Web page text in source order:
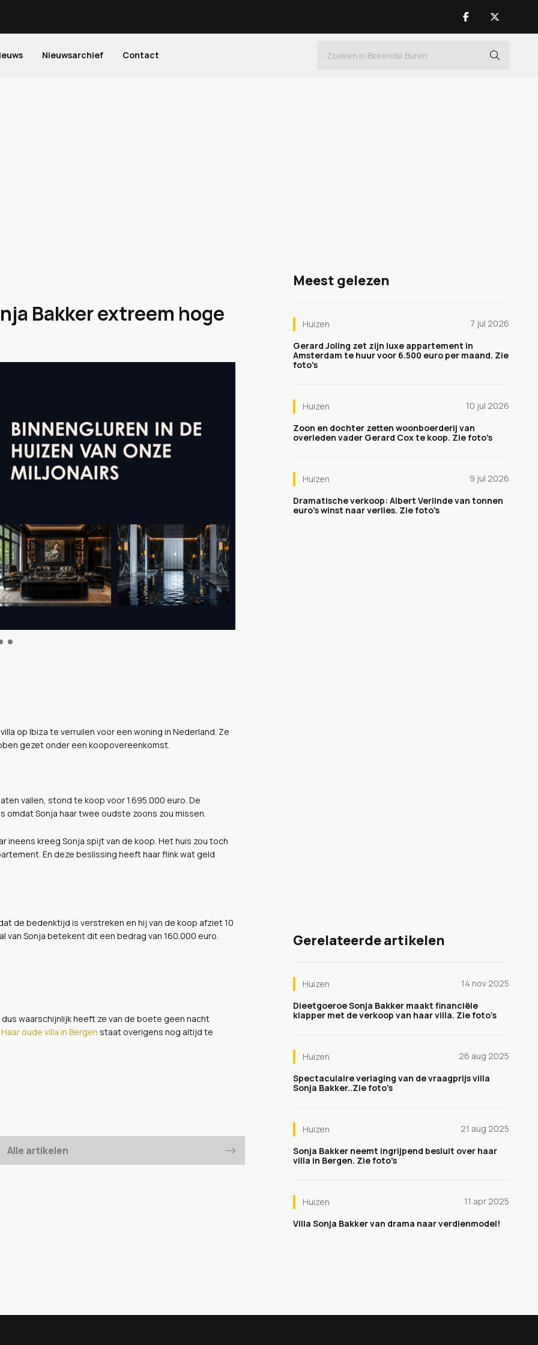
Nieuwsarchief Contact
Bakker extreem hoge
op Ibiza te verruilen voor een woning in Nederland. Ze
gezet onder een koopovereenkomst.
vallen, stond te koop voor 1.695.000 euro. De
omdat Sonja haar twee oudste zoons zou missen.
ineens kreeg Sonja spijt van de koop. Het huis zou toch
En deze beslissing heeft haar flink wat geld
de bedenktijd is verstreken en hij van de koop afziet 10
Sonja betekent dit een bedrag van 160.000 euro.
waarschijnlijk heeft ze van de boete geen nacht
Haar oude villa in Bergen staat overigens nog altijd te
Alle artikelen
Meest gelezen
Huizen
7 jul 2026
Gerard Joling zet zijn luxe appartement in
Amsterdam te huur voor 6.500 euro per maand. Zie
foto's
Huizen
10 jul 2026
Zoon en dochter zetten woonboerderij van
overleden vader Gerard Cox te koop. Zie foto's
Huizen
9 jul 2026
Dramatische verkoop: Albert Verlinde van tonnen
euro's winst naar verlies. Zie foto's
Gerelateerde artikelen
Huizen
14 nov 2025
Dieetgoeroe Sonja Bakker maakt financiële
klapper met de verkoop van haar villa. Zie foto’s
Huizen
26 aug 2025
Spectaculaire verlaging van de vraagprijs villa
Sonja Bakker..Zie foto's
Huizen
21 aug 2025
Sonja Bakker neemt ingrijpend besluit over haar
villa in Bergen. Zie foto's
Huizen
11 apr 2025
Villa Sonja Bakker van drama naar verdienmodel!